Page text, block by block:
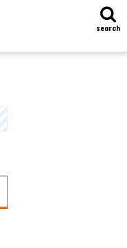
search